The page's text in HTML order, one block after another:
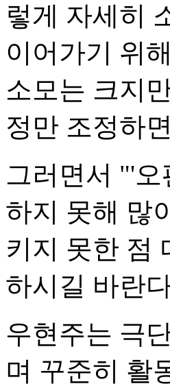
렇게 자세히
이어가기 위
소모는 크지
정만 조정하
그러면서 "'
하지 못해 많
키지 못한 점
하시길 바란
우현주는 극
며 꾸준히 활